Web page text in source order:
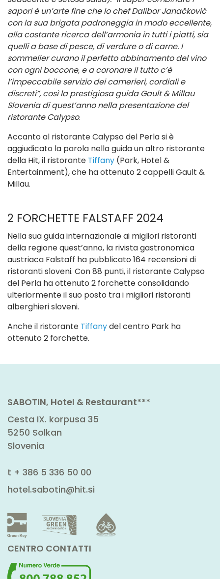
sapori è un’arte fine che lo chef Dalibor Janačković
con la sua brigata padroneggia in modo eccellente,
alla costante ricerca dell’armonia in tutti i piatti, sia
quelli a base di pesce, di verdure o di carne. I
sommelier curano il perfetto abbinamento del vino
con ogni boccone, e a coronare il tutto c’è
l’impeccabile servizio dei camerieri, cordiali e
discreti”, così la prestigiosa guida Gault & Millau
Slovenia di quest’anno nella presentazione del
ristorante Calypso.
Accanto al ristorante Calypso del Perla si è
aggiudicato la parola nella guida un altro ristorante
della Hit, il ristorante Tiffany (Park, Hotel &
Entertainment), che ha ottenuto 2 cappelli Gault &
Millau.
2 FORCHETTE FALSTAFF 2024
Nella sua guida internazionale ai migliori ristoranti
della regione quest’anno, la rivista gastronomica
austriaca Falstaff ha pubblicato 164 recensioni di
ristoranti sloveni. Con 88 punti, il ristorante Calypso
del Perla ha ottenuto 2 forchette consolidando
ulteriormente il suo posto tra i migliori ristoranti
alberghieri sloveni.
Anche il ristorante Tiffanydel centro Park ha
ottenuto 2 forchette.
SABOTIN, Hotel & Restaurant***
Cesta IX. korpusa 35
5250 Solkan
Slovenia
t + 386 5 336 50 00
hotel.sabotin@hit.si
CENTRO CONTATTI